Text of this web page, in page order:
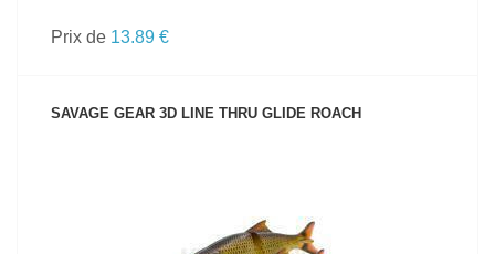
Prix de 13.89 €
SAVAGE GEAR 3D LINE THRU GLIDE ROACH
VOIR LE PRODUIT